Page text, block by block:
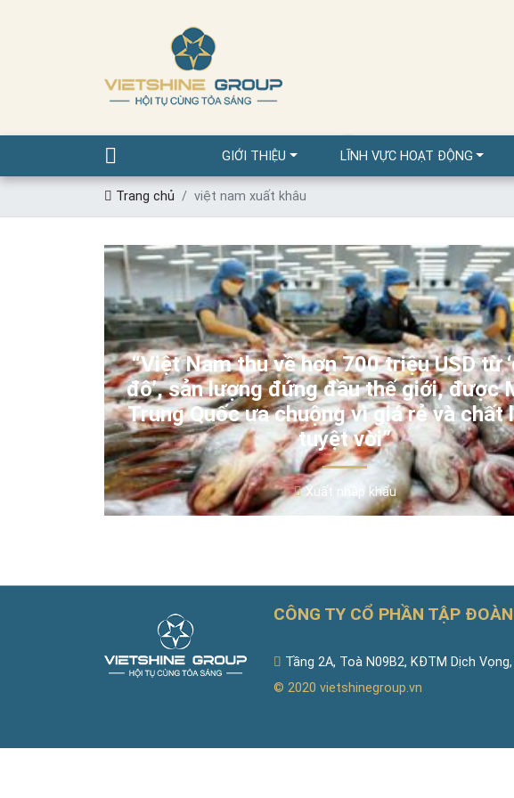
GIỚI THIỆU LĨNH VỰC HOẠT ĐỘNG
VIỆT
Trang chủ việt nam xuất khâu
“Việt Nam thu về hơn 700 triệu USD từ
đô’, sản lượng đứng đầu thế giới, được
Trung Quốc ưa chuộng vì giá rẻ và chất
tuyệt vời”
Xuất nhập khẩu
CÔNG TY CỔ PHẦN TẬP
Tầng 2A, Toà N09B2, KĐTM Dịch
© 2020 vietshinegroup.vn